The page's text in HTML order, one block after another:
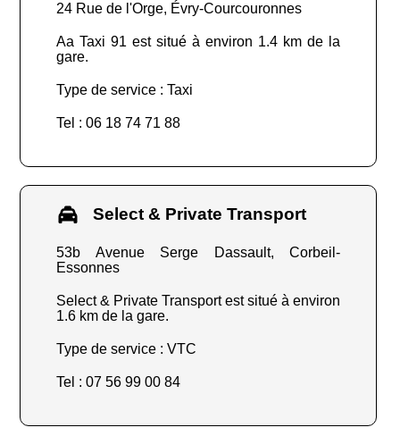
24 Rue de l'Orge, Évry-Courcouronnes
Aa Taxi 91 est situé à environ 1.4 km de la
gare.
Type de service : Taxi
Tel : 06 18 74 71 88
Select & Private Transport
53b Avenue Serge Dassault, Corbeil-
Essonnes
Select & Private Transport est situé à environ
1.6 km de la gare.
Type de service : VTC
Tel : 07 56 99 00 84